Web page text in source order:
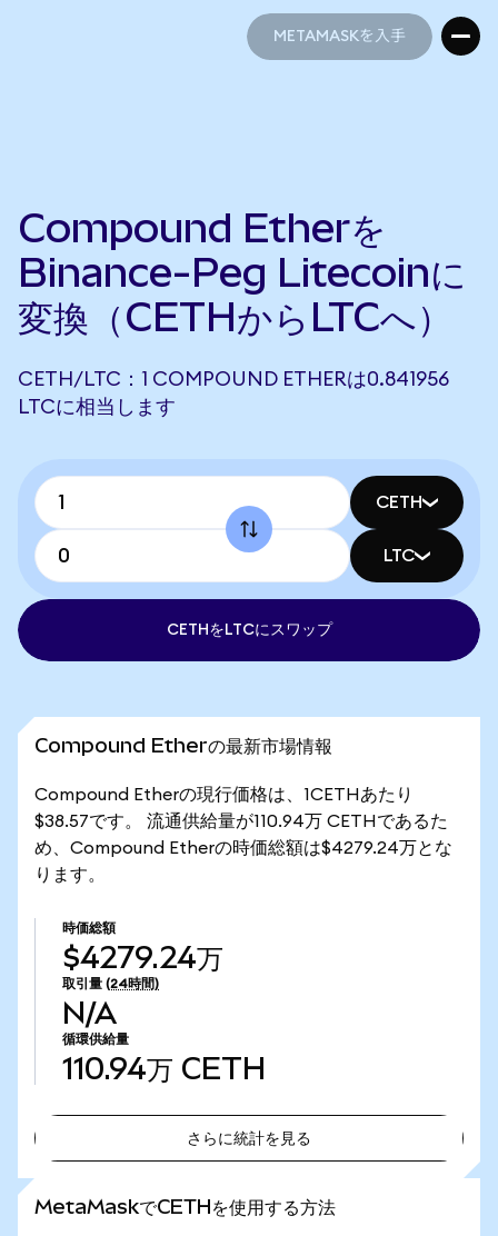
METAMASKを入手
Compound Etherを
Binance-Peg Litecoinに
変換（CETHからLTCへ）
CETH/LTC：1 COMPOUND ETHERは0.841956
LTCに相当します
CETH
LTC
CETHをLTCにスワップ
Compound Etherの最新市場情報
Compound Etherの現行価格は、1CETHあたり
$38.57です。 流通供給量が110.94万 CETHであるた
め、Compound Etherの時価総額は$4279.24万とな
ります。
時価総額
$4279.24万
取引量 (24時間)
N/A
循環供給量
110.94万 CETH
さらに統計を見る
MetaMaskでCETHを使用する方法